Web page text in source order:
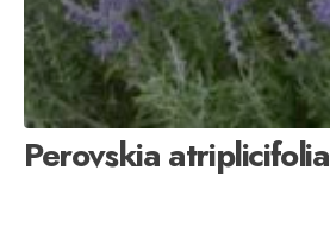
Perovskia atriplicifolia